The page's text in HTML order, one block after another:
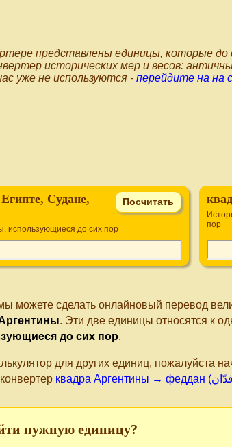
представлены единицы, которые до
исторических мер и весов:
уже не используются - перейдите на на
использующиеся до сих пор
пор
можете сделать онлайновый перевод
. Эти две единицы относятся к
до сих пор.
для других единиц, пожалуйста
нужную единицу?